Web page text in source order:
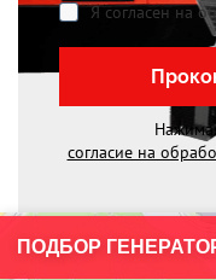
Я согласен на
согласие на
ПОДБОР